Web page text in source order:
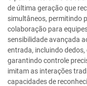
de última geração que
simultâneos, permitindo
colaboração para
sensibilidade avançada
entrada, incluindo dedos,
garantindo controle
imitam as interações
capacidades de